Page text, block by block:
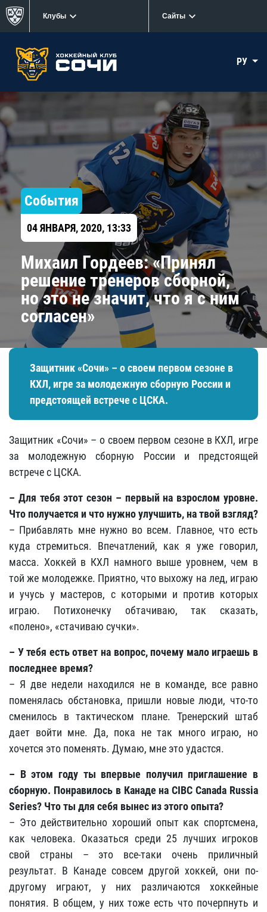
Клубы Сайты
РУ
События
04 ЯНВАРЯ, 2020, 13:33
Михаил Гордеев: «Принял
решение тренеров сборной,
но это не значит, что я с ним
согласен»
Защитник «Сочи» – о своем первом сезоне в
КХЛ, игре за молодежную сборную России и
предстоящей встрече с ЦСКА.
Защитник «Сочи» – о своем первом сезоне в КХЛ, игре
за молодежную сборную России и предстоящей
встрече с ЦСКА.
– Для тебя этот сезон – первый на взрослом уровне.
Что получается и что нужно улучшить, на твой взгляд?
– Прибавлять мне нужно во всем. Главное, что есть
куда стремиться. Впечатлений, как я уже говорил,
масса. Хоккей в КХЛ намного выше уровнем, чем в
той же молодежке. Приятно, что выхожу на лед, играю
и учусь у мастеров, с которыми и против которых
играю. Потихонечку обтачиваю, так сказать,
«полено», «стачиваю сучки».
– У тебя есть ответ на вопрос, почему мало играешь в
последнее время?
– Я две недели находился не в команде, все равно
поменялась обстановка, пришли новые люди, что-то
сменилось в тактическом плане. Тренерский штаб
дает войти мне. Да, пока не так много играю, но
хочется это поменять. Думаю, мне это удастся.
– В этом году ты впервые получил приглашение в
сборную. Понравилось в Канаде на CIBC Canada Russia
Series? Что ты для себя вынес из этого опыта?
– Это действительно хороший опыт как спортсмена,
как человека. Оказаться среди 25 лучших игроков
свой страны – это все-таки очень приличный
результат. В Канаде совсем другой хоккей, они по-
другому играют, у них различаются хоккейные
понятия. В общем, у них тоже есть что почерпнуть и